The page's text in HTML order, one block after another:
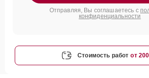
Отправляя, Вы соглашаетесь с
конфиденциальности
Стоимость работ от